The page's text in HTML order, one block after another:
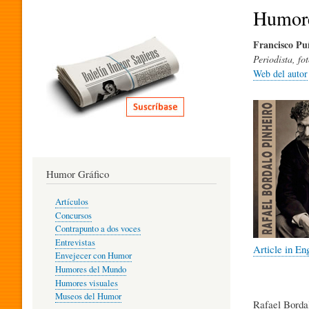
E
A
Francisco
Periodista,
Web del autor
Article in
Rafael
Humor Gráfico
Artículos
Concursos
Contrapunto a dos voces
Entrevistas
Envejecer con Humor
Humores del Mundo
Humores visuales
Museos del Humor